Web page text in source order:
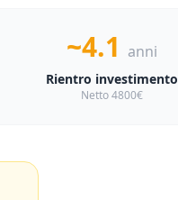
~4.1 anni
Rientro investimento
Netto 4800€